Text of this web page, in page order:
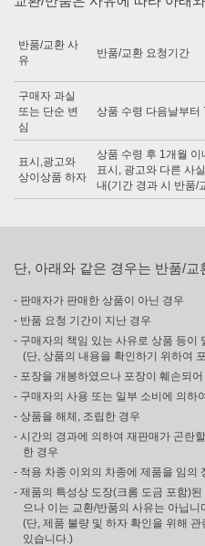
반품/교환 사
유
반품/교환 요청기간
구매자 과실
또는 단순 변
심
상품 수령 다음날부터
표시,광고와
상이상품 하자
상품 수령 후 1개월 이
표시, 광고와 다른 사
내(기간 경과 시 반품/
단, 아래와 같은 경우는 반품/교
- 판매자가 판매한 상품이 아닌 경우
- 반품 요청 기간이 지난 경우
- 구매자의 책임 있는 사유로 상품 등이
(단, 상품의 내용을 확인하기 위하여
- 포장을 개봉하였으나 포장이 훼손되
- 구매자의 사용 또는 일부 소비에 의하
- 상품을 해체, 조립한 경우
- 시간의 경과에 의하여 재판매가 곤란
한 경우
- 적용 차종 이외의 차종에 제품을 임의
- 제품의 특성상 도장(크롬 도금 포함)
으나 이는 교환/반품의 사유는 아닙니
(단, 제품 불량 및 하자 확인을 위해
있습니다.)